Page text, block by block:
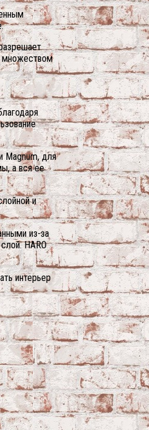
множеством
Magnum, для
а вся ее
и
из-за
HARO
интерьер